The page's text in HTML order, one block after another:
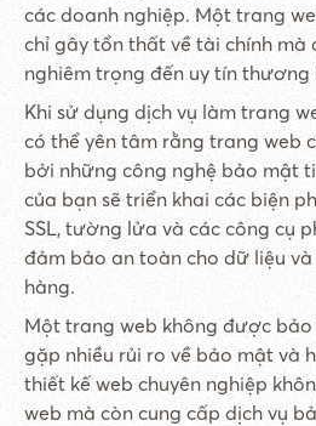
các doanh nghiệp. Một trang
chỉ gây tổn thất về tài chính mà
nghiêm trọng đến uy tín thương
Khi sử dụng dịch vụ làm trang
có thể yên tâm rằng trang web
bởi những công nghệ bảo mật
của bạn sẽ triển khai các biện
SSL, tường lửa và các công cụ
đảm bảo an toàn cho dữ liệu
hàng.
Một trang web không được
gặp nhiều rủi ro về bảo mật và
thiết kế web chuyên nghiệp
web mà còn cung cấp dịch vụ